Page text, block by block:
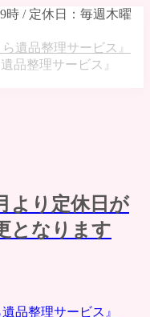
品整理サービス』
より定休日が
となります
品整理サービス』